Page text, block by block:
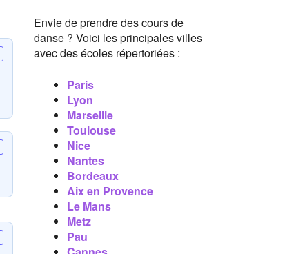
Envie de prendre des cours de
danse ? Voici les principales villes
avec des écoles répertoriées :
Paris
Lyon
Marseille
Toulouse
Nice
Nantes
Bordeaux
Aix en Provence
Le Mans
Metz
Pau